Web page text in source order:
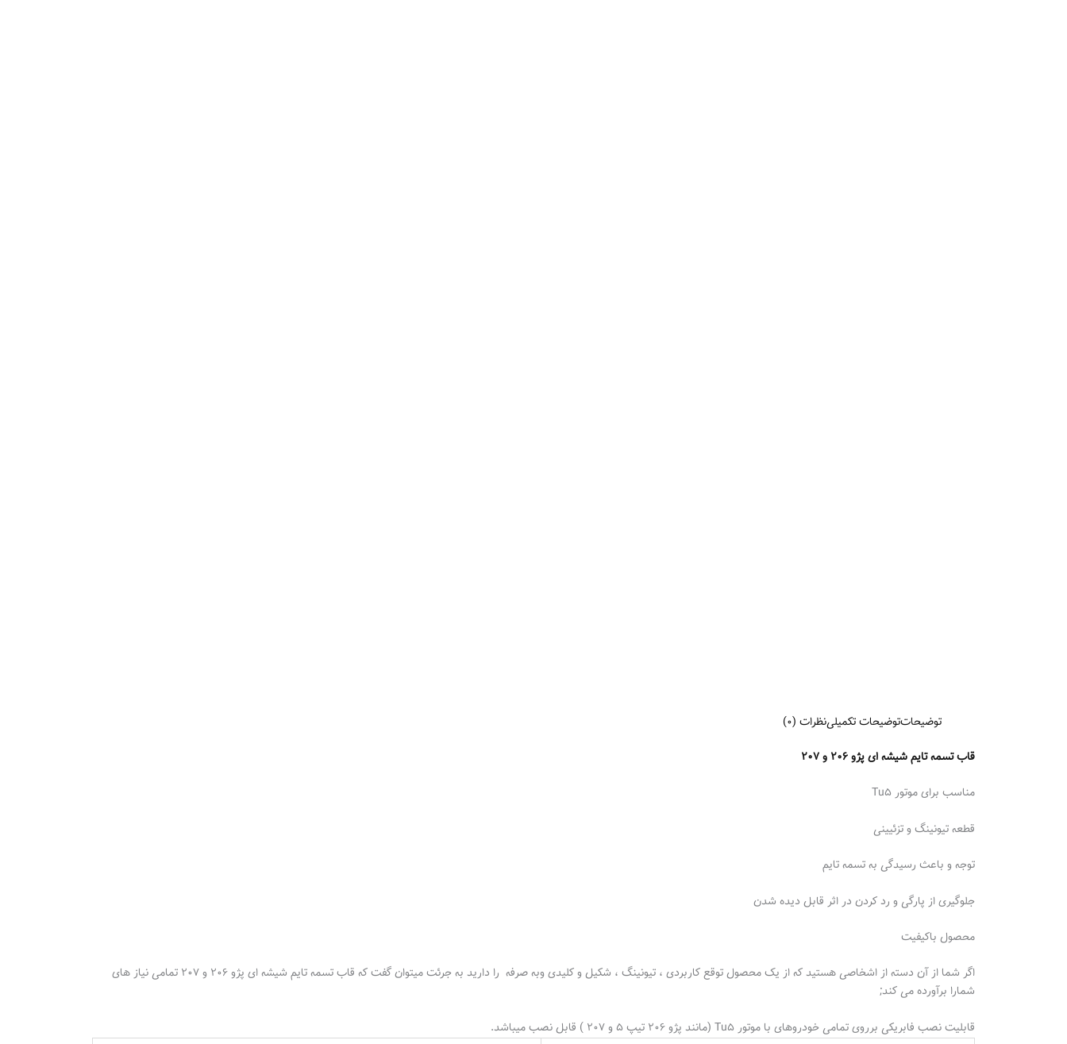
توضیحاتتوضیحات تکمیلینظرات (0)
قاب تسمه تایم شیشه ای پژو ۲۰۶ و ۲۰۷
مناسب برای موتور Tu5
قطعه تیونینگ و تزئیینی
توجه و باعث رسیدگی به تسمه تایم
جلوگیری از پارگی و‌ رد کردن در اثر قابل دیده شدن
محصول باکیفیت
اگر شما از آن دسته از اشخاصی هستید که از یک محصول توقع کاربردی ، تیونینگ ، شکیل و‌ کلیدی و‌به صرفه را دارید به جرئت میتوان گفت که قاب تسمه تایم شیشه ای پژو ۲۰۶ و ۲۰۷ تمامی نیاز های
شمارا برآورده می کند;
قابلیت نصب فابریکی برروی تمامی خودروهای با موتور Tu5 (مانند پژو ۲۰۶ تیپ ۵ و ۲۰۷ ) قابل نصب میباشد.